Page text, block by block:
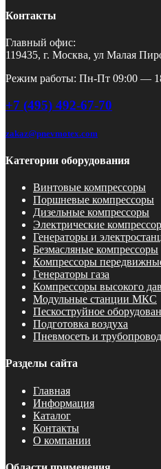
Контакты
Главный офис:
119435, г. Москва, ул Малая
Режим работы: Пн-Пт 09:00 —
+7 (495) 492-67-70
zakaz@pnevmotex.com
Категории оборудования
Винтовые компрессоры
Поршневые компрессоры
Дизельные компрессоры
Электрические
Генераторы и
Безмасляные компрессоры
Компрессоры
Генераторы газа
Компрессоры высокого
Модульные станции МКС
Пескоструйное
Подготовка воздуха
Пневмосеть и
Разделы сайта
Главная
Информация
Каталог
Контакты
О компании